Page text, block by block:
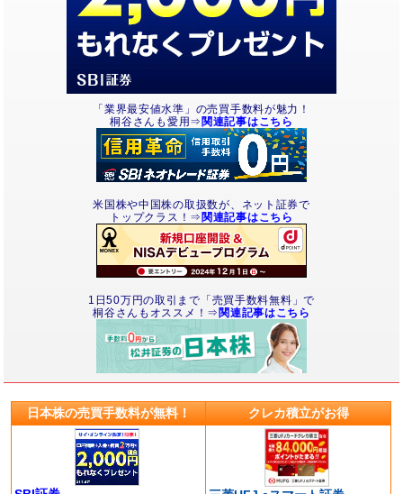
「業界最安値水準」の売買手数料が魅力！
桐谷さんも愛用⇒ 関連記事はこちら
米国株や中国株の取扱数が、ネット証券で
トップクラス！⇒ 関連記事はこちら
1日50万円の取引まで「売買手数料無料」で
桐谷さんもオススメ！⇒ 関連記事はこちら
日本株の売買手数料が無料！ クレカ積立がお得